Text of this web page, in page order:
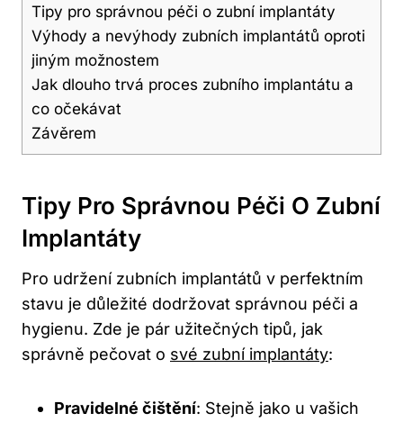
Tipy pro správnou péči o zubní implantáty
Výhody a nevýhody zubních implantátů oproti
jiným možnostem
Jak dlouho trvá proces zubního implantátu a
co očekávat
Závěrem
Tipy Pro Správnou Péči O Zubní
Implantáty
Pro udržení zubních implantátů v perfektním
stavu je důležité dodržovat správnou péči a
hygienu. Zde je pár užitečných tipů, jak
správně pečovat o své zubní implantáty:
Pravidelné čištění: Stejně jako u vašich